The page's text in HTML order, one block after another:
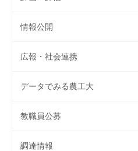
情報公開
広報・社会連携
データでみる農工大
教職員公募
調達情報